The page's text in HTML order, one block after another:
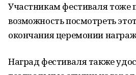
Участникам фестиваля тоже
возможность посмотреть
окончания церемонии
Наград фестиваля также